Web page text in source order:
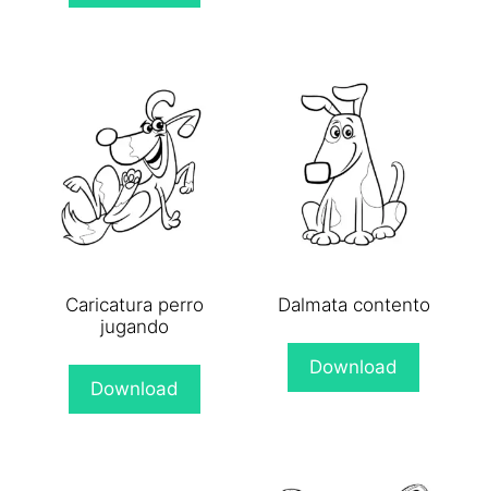
Caricatura perro
jugando
Download
Dalmata contento
Download